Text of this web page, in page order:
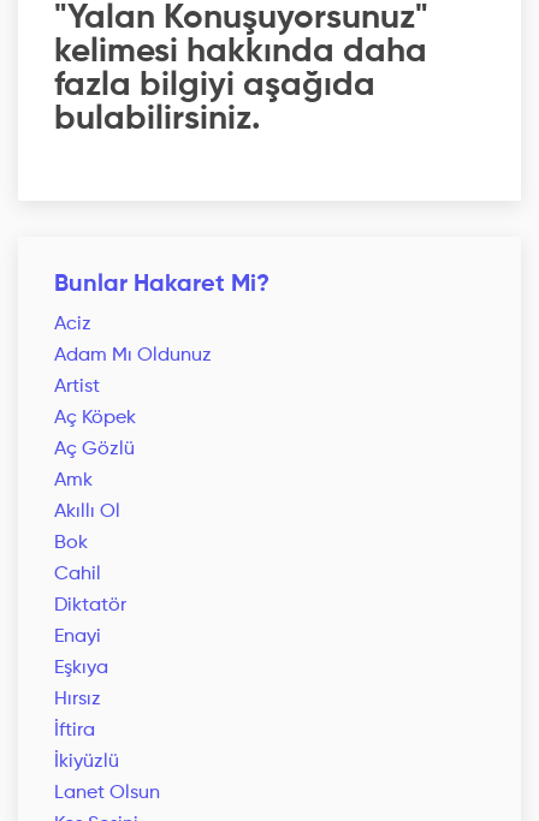
"Yalan Konuşuyorsunuz"
kelimesi hakkında daha
fazla bilgiyi aşağıda
bulabilirsiniz.
Bunlar Hakaret Mi?
Aciz
Adam Mı Oldunuz
Artist
Aç Köpek
Aç Gözlü
Amk
Akıllı Ol
Bok
Cahil
Diktatör
Enayi
Eşkıya
Hırsız
İftira
İkiyüzlü
Lanet Olsun